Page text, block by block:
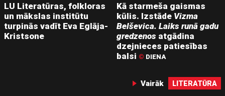
LU Literatūras, folkloras
un mākslas institūtu
turpinās vadīt Eva Eglāja-
Kristsone
Kā starmeša gaismas
kūlis. Izstāde Vizma
Belševica. Laiks runā gadu
gredzenos atgādina
dzejnieces patiesības
balsi © DIENA
Vairāk LITERATŪRA